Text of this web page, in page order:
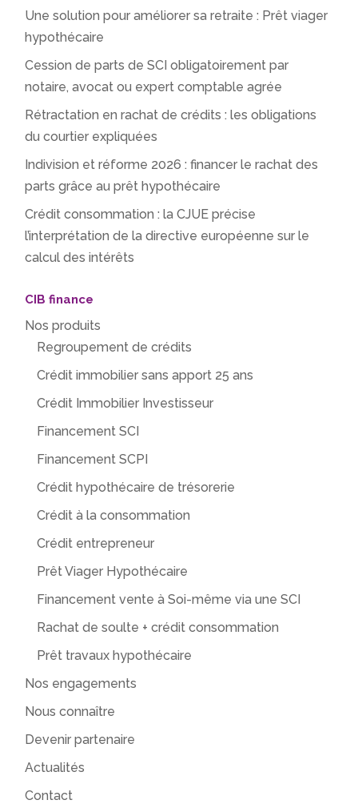
Une solution pour améliorer sa retraite : Prêt viager
hypothécaire
Cession de parts de SCI obligatoirement par
notaire, avocat ou expert comptable agrée
Rétractation en rachat de crédits : les obligations
du courtier expliquées
Indivision et réforme 2026 : financer le rachat des
parts grâce au prêt hypothécaire
Crédit consommation : la CJUE précise
l’interprétation de la directive européenne sur le
calcul des intérêts
CIB finance
Nos produits
Regroupement de crédits
Crédit immobilier sans apport 25 ans
Crédit Immobilier Investisseur
Financement SCI
Financement SCPI
Crédit hypothécaire de trésorerie
Crédit à la consommation
Crédit entrepreneur
Prêt Viager Hypothécaire
Financement vente à Soi-même via une SCI
Rachat de soulte + crédit consommation
Prêt travaux hypothécaire
Nos engagements
Nous connaître
Devenir partenaire
Actualités
Contact